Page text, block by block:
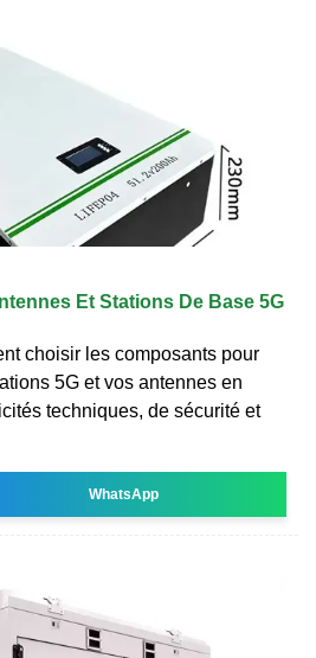
Et Stations De Base 5G
choisir les composants pour
5G et vos antennes en
techniques, de sécurité et
WhatsApp